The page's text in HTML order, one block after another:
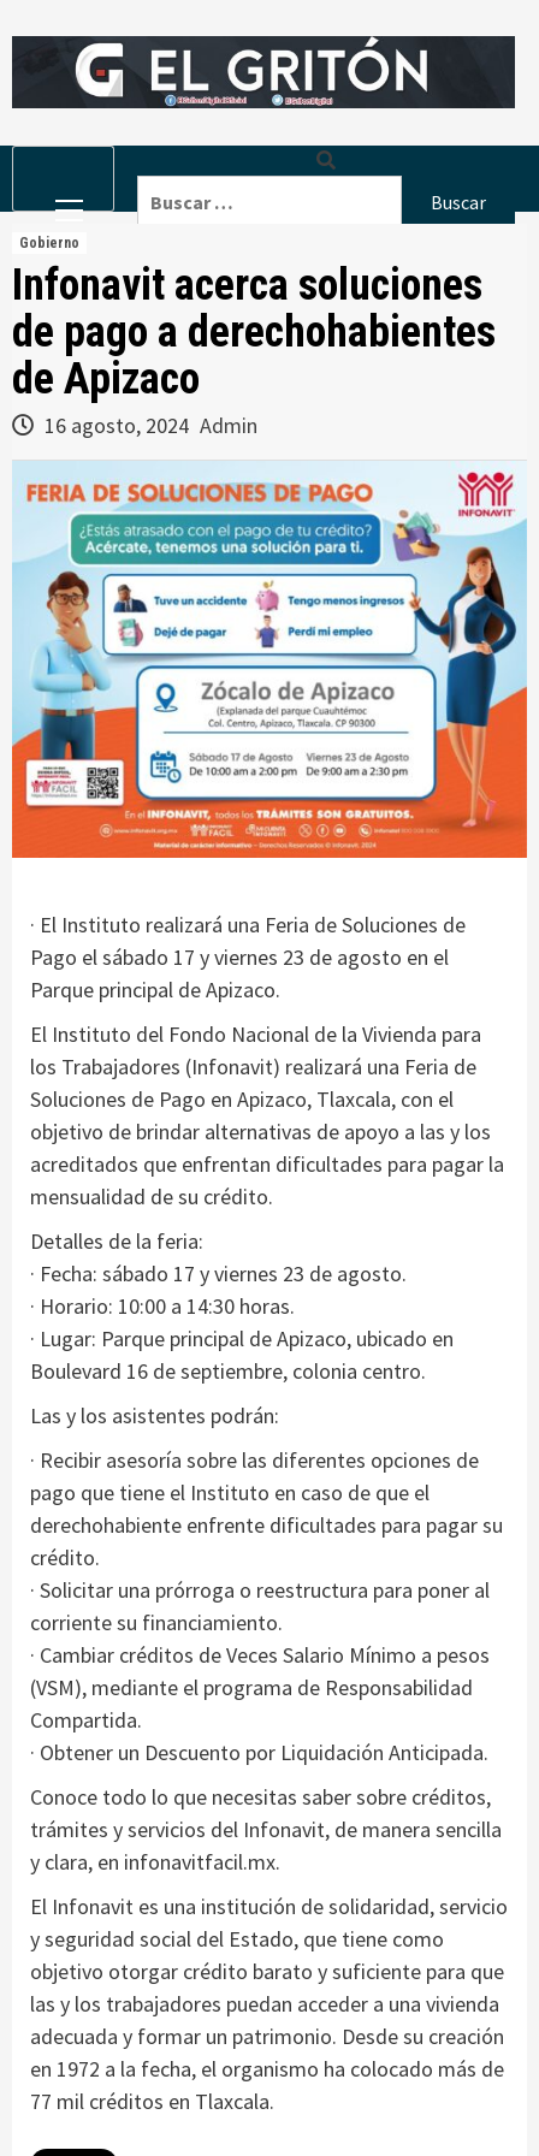
to
Menu
Gobierno
Infonavit acerca soluciones
de pago a derechohabientes
de Apizaco
16 agosto, 2024 Admin
· El Instituto realizará una Feria de Soluciones de
Pago el sábado 17 y viernes 23 de agosto en el
Parque principal de Apizaco.
El Instituto del Fondo Nacional de la Vivienda para
los Trabajadores (Infonavit) realizará una Feria de
Soluciones de Pago en Apizaco, Tlaxcala, con el
objetivo de brindar alternativas de apoyo a las y los
acreditados que enfrentan dificultades para pagar la
mensualidad de su crédito.
Detalles de la feria:
· Fecha: sábado 17 y viernes 23 de agosto.
· Horario: 10:00 a 14:30 horas.
· Lugar: Parque principal de Apizaco, ubicado en
Boulevard 16 de septiembre, colonia centro.
Las y los asistentes podrán:
· Recibir asesoría sobre las diferentes opciones de
pago que tiene el Instituto en caso de que el
derechohabiente enfrente dificultades para pagar su
crédito.
· Solicitar una prórroga o reestructura para poner al
corriente su financiamiento.
· Cambiar créditos de Veces Salario Mínimo a pesos
(VSM), mediante el programa de Responsabilidad
Compartida.
· Obtener un Descuento por Liquidación Anticipada.
Conoce todo lo que necesitas saber sobre créditos,
trámites y servicios del Infonavit, de manera sencilla
y clara, en infonavitfacil.mx.
El Infonavit es una institución de solidaridad, servicio
y seguridad social del Estado, que tiene como
objetivo otorgar crédito barato y suficiente para que
las y los trabajadores puedan acceder a una vivienda
adecuada y formar un patrimonio. Desde su creación
en 1972 a la fecha, el organismo ha colocado más de
77 mil créditos en Tlaxcala.